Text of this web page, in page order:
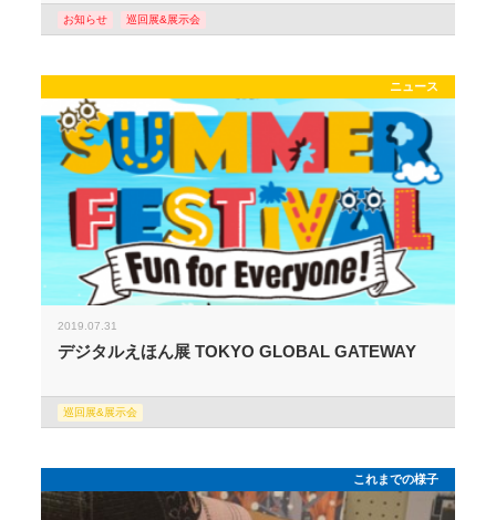
お知らせ 巡回展&展示会
ニュース
2019.07.31
デジタルえほん展 TOKYO GLOBAL GATEWAY
巡回展&展示会
これまでの様子